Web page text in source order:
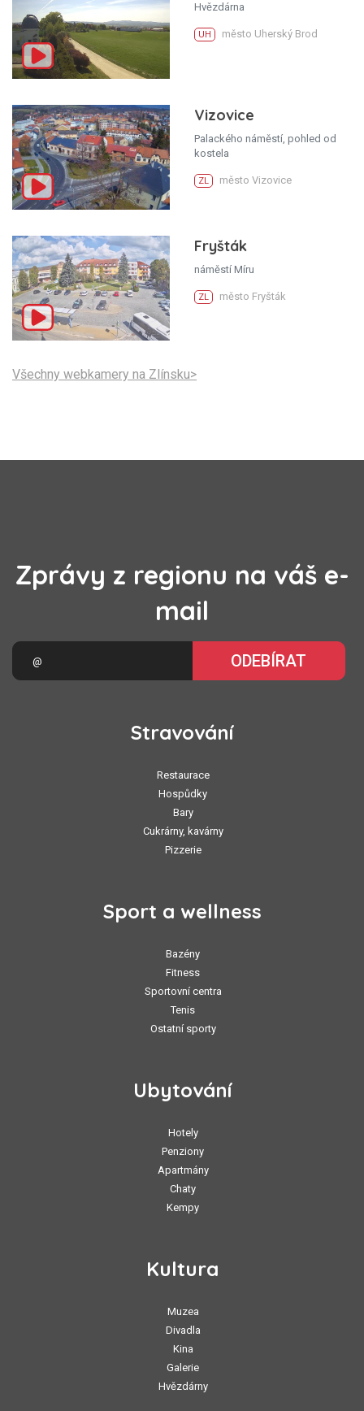
Hvězdárna
UH město Uherský Brod
Vizovice
Palackého náměstí, pohled od
kostela
ZL město Vizovice
Fryšták
náměstí Míru
ZL město Fryšták
Všechny webkamery na Zlínsku>
Zprávy z regionu na váš e-
mail
ODEBÍRAT
Stravování
Restaurace
Hospůdky
Bary
Cukrárny, kavárny
Pizzerie
Sport a wellness
Bazény
Fitness
Sportovní centra
Tenis
Ostatní sporty
Ubytování
Hotely
Penziony
Apartmány
Chaty
Kempy
Kultura
Muzea
Divadla
Kina
Galerie
Hvězdárny